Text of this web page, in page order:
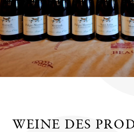
WEINE DES